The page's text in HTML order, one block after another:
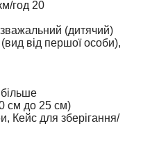
год 20
(дитячий)
від першої особи),
більше
см до 25 см)
Кейс для зберігання/